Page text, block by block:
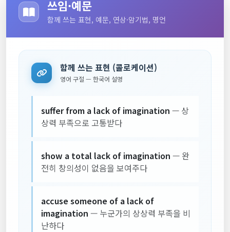
쓰임·예문
함께 쓰는 표현, 예문, 연상·암기법, 명언
함께 쓰는 표현 (콜로케이션)
영어 구절 — 한국어 설명
suffer from a lack of imagination — 상
상력 부족으로 고통받다
show a total lack of imagination — 완
전히 창의성이 없음을 보여주다
accuse someone of a lack of
imagination — 누군가의 상상력 부족을 비
난하다